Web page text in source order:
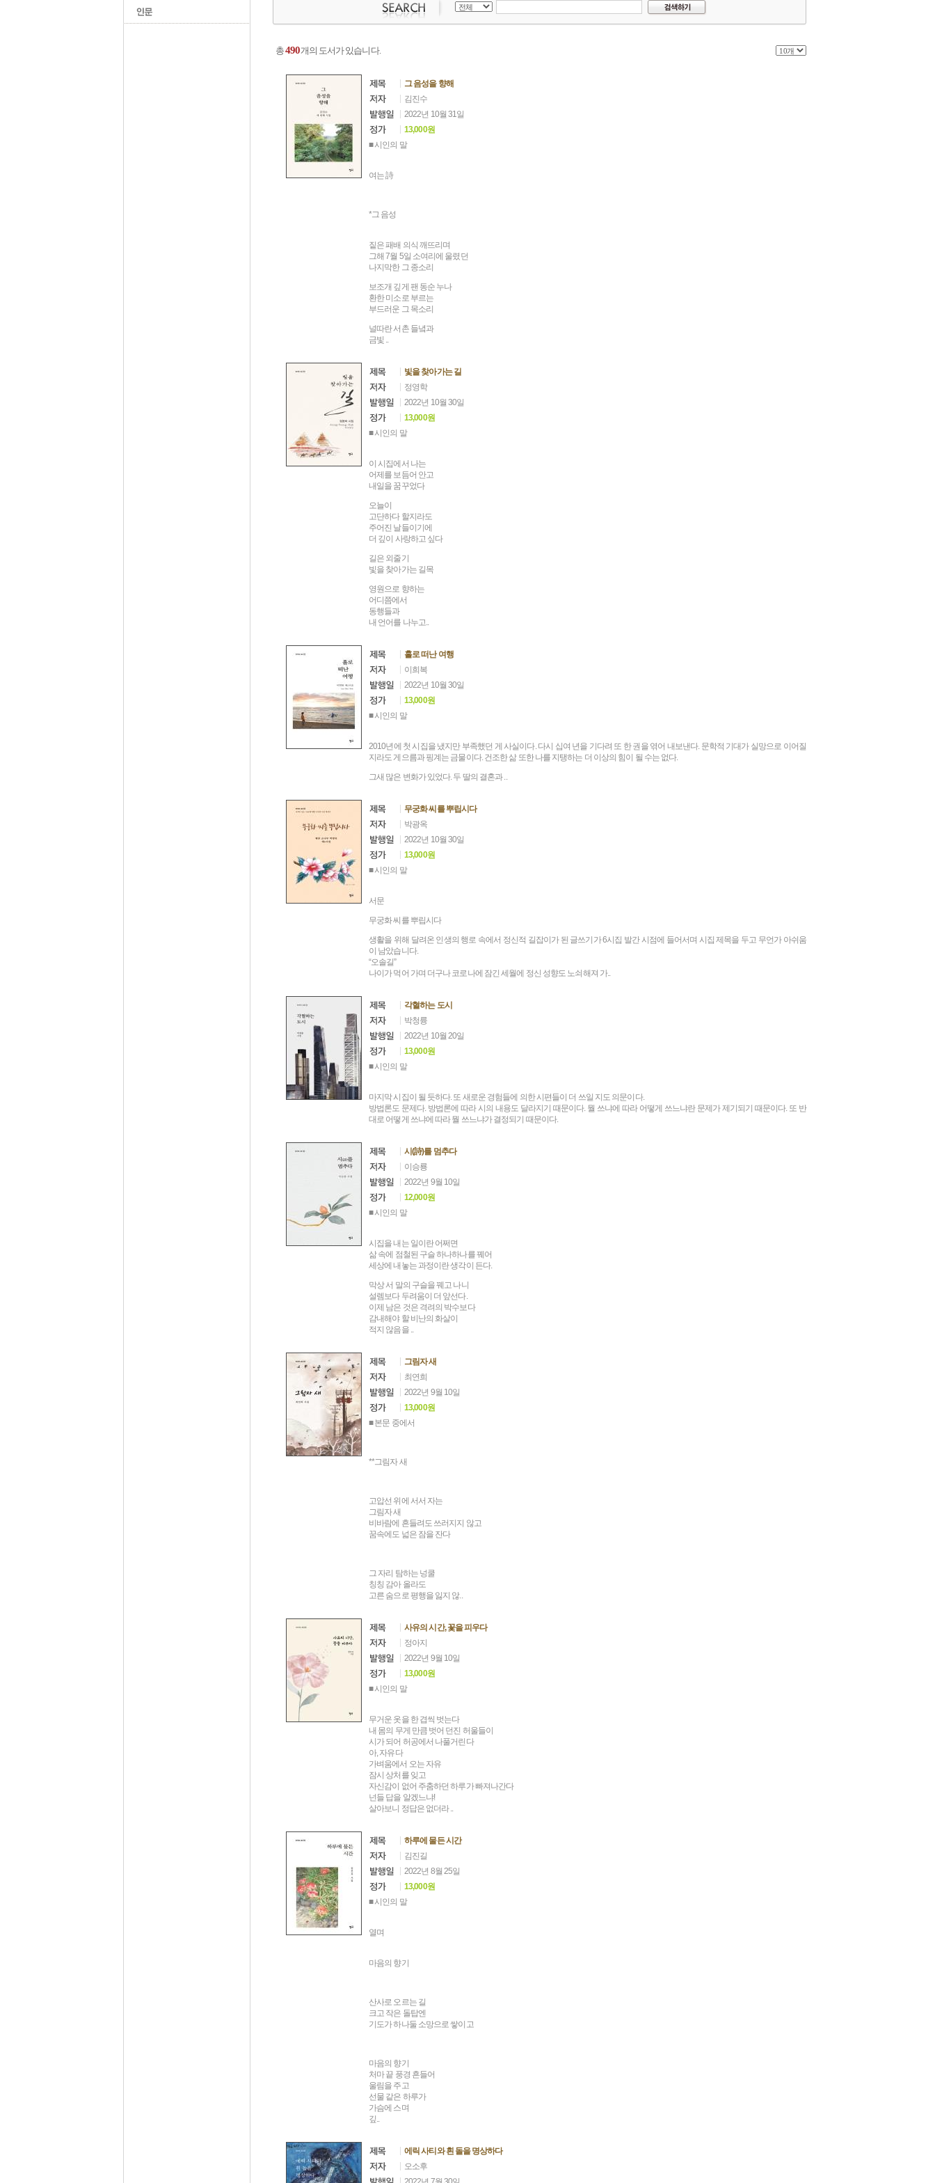
총490개의 도서가 있습니다.
그 음성을 향해
김진수
2022년 10월 31일
13,000원
■ 시인의 말
여는 詩
*그 음성
짙은 패배 의식 깨뜨리며
그해 7월 5일 소여리에 울렸던
나지막한 그 종소리
보조개 깊게 팬 동순 누나
환한 미소로 부르는
부드러운 그 목소리
널따란 서촌 들녘과
금빛 ..
빛을 찾아가는 길
정영학
2022년 10월 30일
13,000원
■ 시인의 말
이 시집에서 나는
어제를 보듬어 안고
내일을 꿈꾸었다
오늘이
고단하다 할지라도
주어진 날들이기에
더 깊이 사랑하고 싶다
길은 외줄기
빛을 찾아가는 길목
영원으로 향하는
어디쯤에서
동행들과
내 언어를 나누고..
홀로 떠난 여행
이희복
2022년 10월 30일
13,000원
■ 시인의 말
2010년에 첫 시집을 냈지만 부족했던 게 사실이다. 다시 십여 년을 기다려 또 한 권을 엮어 내보낸다. 문학적 기대가 실망으로 이어질
지라도 게으름과 핑계는 금물이다. 건조한 삶 또한 나를 지탱하는 더 이상의 힘이 될 수는 없다.
그새 많은 변화가 있었다. 두 딸의 결혼과 ..
무궁화 씨를 뿌립시다
박광옥
2022년 10월 30일
13,000원
■ 시인의 말
서문
무궁화 씨를 뿌립시다
생활을 위해 달려온 인생의 행로 속에서 정신적 길잡이가 된 글쓰기가 6시집 발간 시점에 들어서며 시집 제목을 두고 무언가 아쉬움
이 남았습니다.
“오솔길”
나이가 먹어 가며 더구나 코로나에 잠긴 세월에 정신 성향도 노쇠해져 가..
각혈하는 도시
박청륭
2022년 10월 20일
13,000원
■ 시인의 말
마지막 시집이 될 듯하다. 또 새로운 경험들에 의한 시편들이 더 쓰일 지도 의문이다.
방법론도 문제다. 방법론에 따라 시의 내용도 달라지기 때문이다. 뭘 쓰냐에 따라 어떻게 쓰느냐란 문제가 제기되기 때문이다. 또 반
대로 어떻게 쓰냐에 따라 뭘 쓰느냐가 결정되기 때문이다.
시(詩)를 멈추다
이승룡
2022년 9월 10일
12,000원
■ 시인의 말
시집을 내는 일이란 어쩌면
삶 속에 점철된 구슬 하나하나를 꿰어
세상에 내놓는 과정이란 생각이 든다.
막상 서 말의 구슬을 꿰고 나니
설렘보다 두려움이 더 앞선다.
이제 남은 것은 격려의 박수보다
감내해야 할 비난의 화살이
적지 않음을 ..
그림자 새
최연희
2022년 9월 10일
13,000원
■ 본문 중에서
**그림자 새
고압선 위에 서서 자는
그림자 새
비바람에 흔들려도 쓰러지지 않고
꿈속에도 넓은 잠을 잔다
그 자리 탐하는 넝쿨
칭칭 감아 올라도
고른 숨으로 평행을 잃지 않..
사유의 시간, 꽃을 피우다
정아지
2022년 9월 10일
13,000원
■ 시인의 말
무거운 옷을 한 겹씩 벗는다
내 몸의 무게 만큼 벗어 던진 허울들이
시가 되어 허공에서 나풀거린다
아, 자유다
가벼움에서 오는 자유
잠시 상처를 잊고
자신감이 없어 주춤하던 하루가 빠져나간다
넌들 답을 알겠느냐!
살아보니 정답은 없더라 ..
하루에 물든 시간
김진길
2022년 8월 25일
13,000원
■ 시인의 말
열며
마음의 향기
산사로 오르는 길
크고 작은 돌탑엔
기도가 하나둘 소망으로 쌓이고
마음의 향기
처마 끝 풍경 흔들어
울림을 주고
선물 같은 하루가
가슴에 스며
깊..
에릭 사티와 흰 돌을 명상하다
오소후